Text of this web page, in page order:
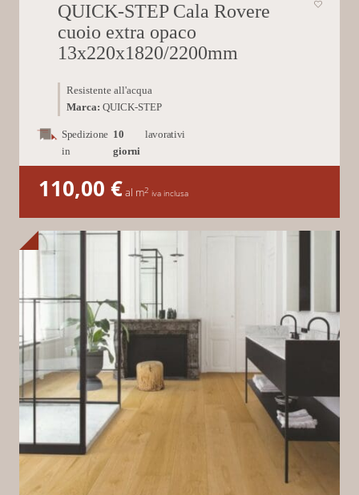
QUICK-STEP Cala Rovere
cuoio extra opaco
13x220x1820/2200mm
Resistente all'acqua
Marca: QUICK-STEP
Spedizione
in
10
giorni
lavorativi
110,00 €al m2 iva inclusa